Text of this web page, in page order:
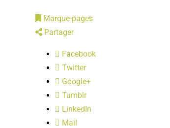
Marque-pages
Partager
Facebook
Twitter
Google+
Tumblr
LinkedIn
Mail